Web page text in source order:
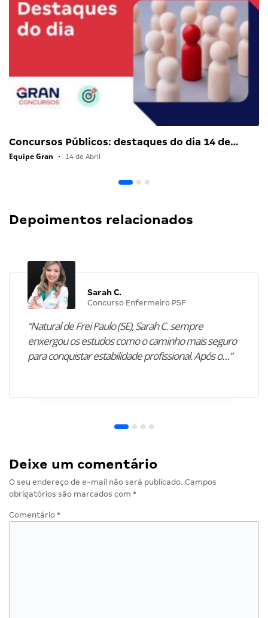
Concursos Públicos: destaques do dia 14 de…
Equipe Gran • 14 de Abril
Depoimentos relacionados
Sarah C.
Concurso Enfermeiro PSF
“Natural de Frei Paulo (SE), Sarah C. sempre
enxergou os estudos como o caminho mais seguro
para conquistar estabilidade profissional. Após o…”
Deixe um comentário
O seu endereço de e-mail não será publicado. Campos
obrigatórios são marcados com *
Comentário *